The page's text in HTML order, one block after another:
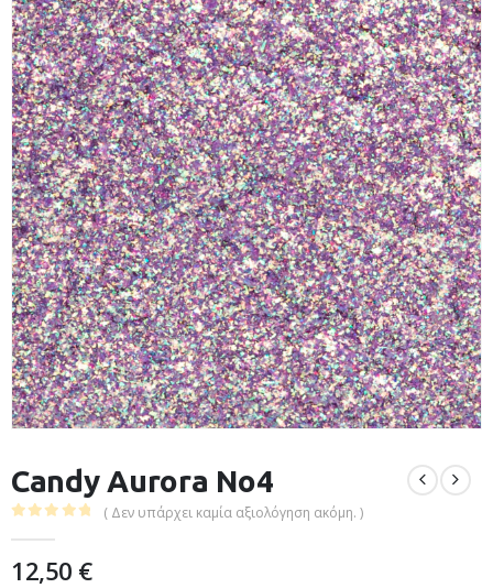
Candy Aurora No4
( Δεν υπάρχει καμία αξιολόγηση ακόμη. )
12,50 €